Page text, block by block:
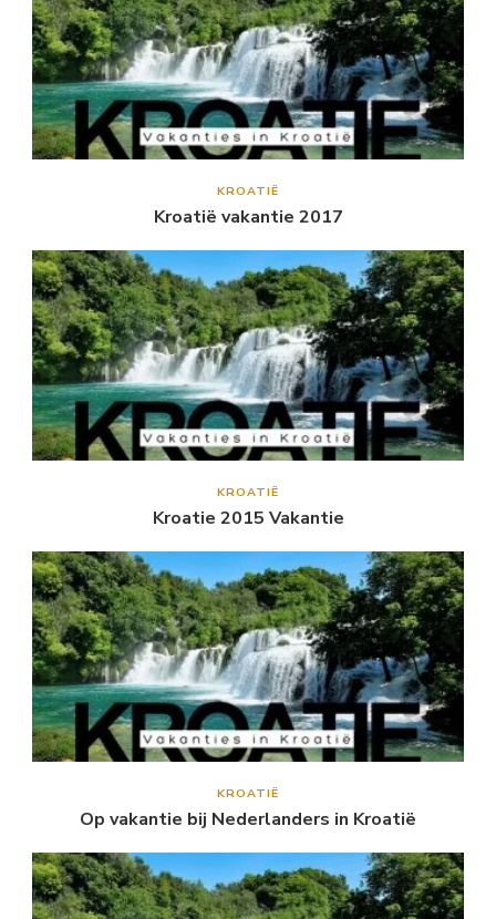
KROATIË
Kroatië vakantie 2017
KROATIË
Kroatie 2015 Vakantie
KROATIË
Op vakantie bij Nederlanders in Kroatië